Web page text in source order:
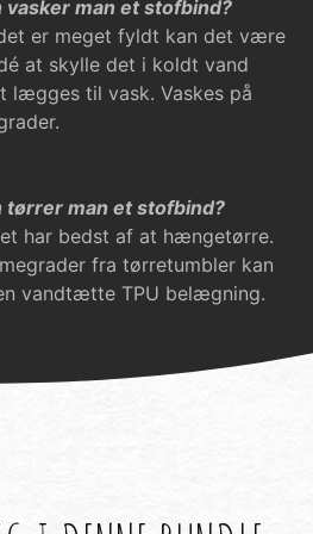
vasker man et stofbind?
er meget fyldt kan det være
at skylle det i koldt vand
lægges til vask. Vaskes på
tørrer man et stofbind?
har bedst af at hængetørre.
fra tørretumbler kan
vandtætte TPU belægning.